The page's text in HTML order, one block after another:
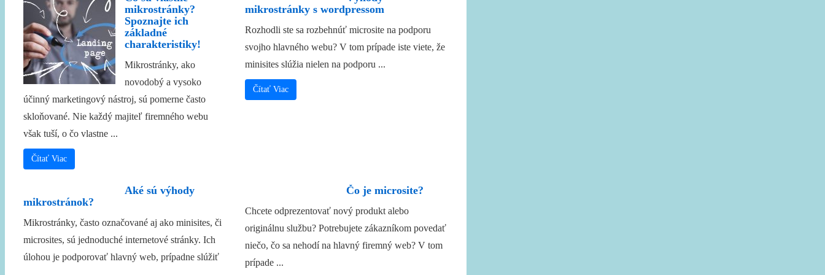
mikrostránky?
Spoznajte ich
základné
charakteristiky!
Mikrostránky, ako
novodobý a vysoko
účinný marketingový nástroj, sú pomerne často
skloňované. Nie každý majiteľ firemného webu
však tuší, o čo vlastne ...
Čítať Viac
mikrostránky s wordpressom
Rozhodli ste sa rozbehnúť microsite na podporu
svojho hlavného webu? V tom prípade iste viete, že
minisites slúžia nielen na podporu ...
Čítať Viac
Aké sú výhody
mikrostránok?
Mikrostránky, často označované aj ako minisites, či
microsites, sú jednoduché internetové stránky. Ich
úlohou je podporovať hlavný web, prípadne slúžiť
Čo je microsite?
Chcete odprezentovať nový produkt alebo
originálnu službu? Potrebujete zákazníkom povedať
niečo, čo sa nehodí na hlavný firemný web? V tom
prípade ...